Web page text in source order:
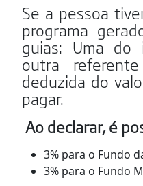
Se a pessoa
programa
guias: Uma
outra
deduzida do
pagar.
Ao declarar, é
3% para o Fundo
3% para o Fundo